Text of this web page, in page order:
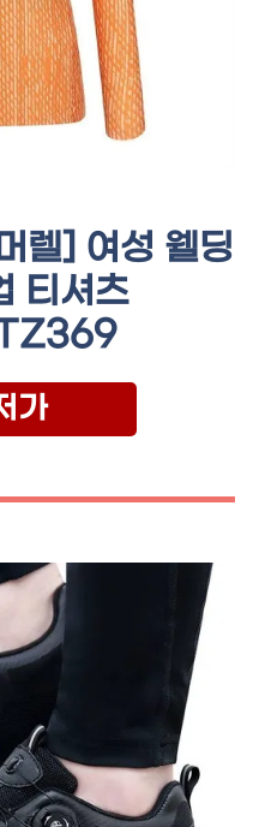
렐] 여성 웰딩
티셔츠
가